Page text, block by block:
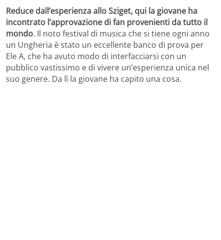
Reduce dall’esperienza allo Sziget, qui la giovane ha
incontrato l’approvazione di fan provenienti da tutto il
mondo. Il noto festival di musica che si tiene ogni anno
un Ungheria è stato un eccellente banco di prova per
Ele A, che ha avuto modo di interfacciarsi con un
pubblico vastissimo e di vivere un’esperienza unica nel
suo genere. Da lì la giovane ha capito una cosa.